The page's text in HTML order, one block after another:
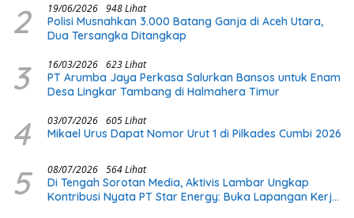
2 19/06/2026 948 Lihat
Polisi Musnahkan 3.000 Batang Ganja di Aceh Utara,
Dua Tersangka Ditangkap
3 16/03/2026 623 Lihat
PT Arumba Jaya Perkasa Salurkan Bansos untuk Enam
Desa Lingkar Tambang di Halmahera Timur
4 03/07/2026 605 Lihat
Mikael Urus Dapat Nomor Urut 1 di Pilkades Cumbi 2026
5 08/07/2026 564 Lihat
Di Tengah Sorotan Media, Aktivis Lambar Ungkap
Kontribusi Nyata PT Star Energy: Buka Lapangan Kerja